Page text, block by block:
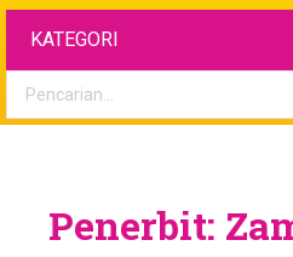
KATEGORI
Penerbit: